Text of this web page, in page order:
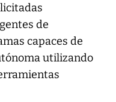
de
capaces de
utilizando